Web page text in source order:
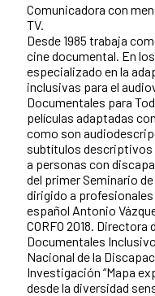
Comunicadora con
TV.
Desde 1985 trabaja
cine documental. En
especializado en la
inclusivas para el
Documentales para
películas adaptadas
como son
subtítulos descriptivos
a personas con
del primer Seminario
dirigido a
español Antonio
CORFO 2018.
Documentales
Nacional de la
Investigación “Mapa
desde la diversidad